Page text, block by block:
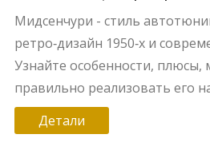
современную
Мидсенчури - стиль
ретро‑дизайн 1950‑х и
Узнайте особенности, плюсы,
правильно реализовать его
Детали